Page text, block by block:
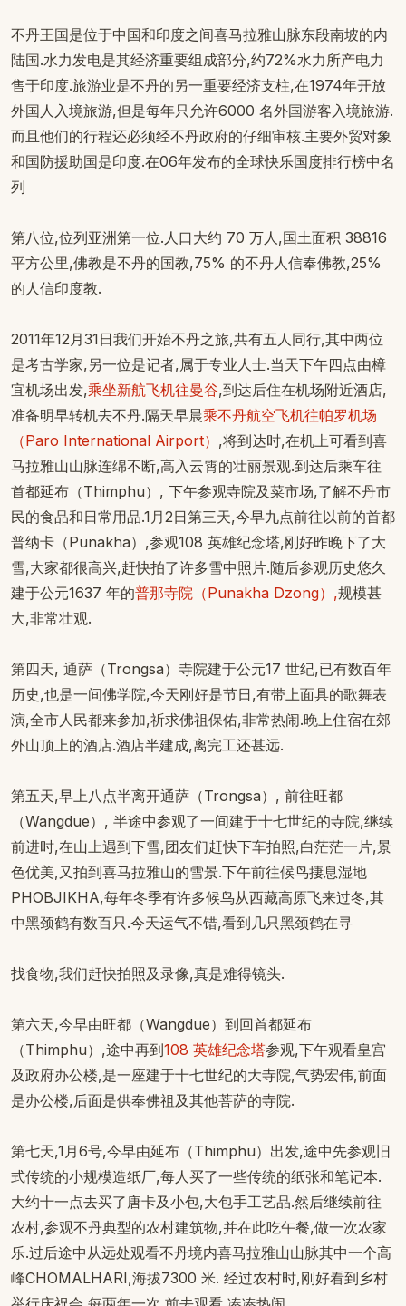
不丹王国是位于中国和印度之间喜马拉雅山脉东段南坡的内
陆国.水力发电是其经济重要组成部分,约72%水力所产电力
售于印度.旅游业是不丹的另一重要经济支柱,在1974年开放
外国人入境旅游,但是每年只允许6000 名外国游客入境旅游.
而且他们的行程还必须经不丹政府的仔细审核.主要外贸对象
和国防援助国是印度.在06年发布的全球快乐国度排行榜中名
列
第八位,位列亚洲第一位.人口大约 70 万人,国土面积 38816
平方公里,佛教是不丹的国教,75% 的不丹人信奉佛教,25%
的人信印度教.
2011年12月31日我们开始不丹之旅,共有五人同行,其中两位
是考古学家,另一位是记者,属于专业人士.当天下午四点由樟
宜机场出发,乘坐新航飞机往曼谷,到达后住在机场附近酒店,
准备明早转机去不丹.隔天早晨乘不丹航空飞机往帕罗机场
（Paro International Airport） ,将到达时,在机上可看到喜
马拉雅山山脉连绵不断,高入云霄的壮丽景观.到达后乘车往
首都延布（Thimphu）, 下午参观寺院及菜市场,了解不丹市
民的食品和日常用品.1月2日第三天,今早九点前往以前的首都
普纳卡（Punakha）,参观108 英雄纪念塔,刚好昨晚下了大
雪,大家都很高兴,赶快拍了许多雪中照片.随后参观历史悠久
建于公元1637 年的普那寺院（Punakha Dzong）,规模甚
大,非常壮观.
第四天, 通萨（Trongsa）寺院建于公元17 世纪,已有数百年
历史,也是一间佛学院,今天刚好是节日,有带上面具的歌舞表
演,全市人民都来参加,祈求佛祖保佑,非常热闹.晚上住宿在郊
外山顶上的酒店.酒店半建成,离完工还甚远.
第五天,早上八点半离开通萨（Trongsa）, 前往旺都
（Wangdue）, 半途中参观了一间建于十七世纪的寺院,继续
前进时,在山上遇到下雪,团友们赶快下车拍照,白茫茫一片,景
色优美,又拍到喜马拉雅山的雪景.下午前往候鸟捿息湿地
PHOBJIKHA,每年冬季有许多候鸟从西藏高原飞来过冬,其
中黑颈鹤有数百只.今天运气不错,看到几只黑颈鹤在寻
找食物,我们赶快拍照及录像,真是难得镜头.
第六天,今早由旺都（Wangdue）到回首都延布
（Thimphu）,途中再到108 英雄纪念塔参观,下午观看皇宫
及政府办公楼,是一座建于十七世纪的大寺院,气势宏伟,前面
是办公楼,后面是供奉佛祖及其他菩萨的寺院.
第七天,1月6号,今早由延布（Thimphu）出发,途中先参观旧
式传统的小规模造纸厂,每人买了一些传统的纸张和笔记本.
大约十一点去买了唐卡及小包,大包手工艺品.然后继续前往
农村,参观不丹典型的农村建筑物,并在此吃午餐,做一次农家
乐.过后途中从远处观看不丹境内喜马拉雅山山脉其中一个高
峰CHOMALHARI,海拔7300 米. 经过农村时,刚好看到乡村